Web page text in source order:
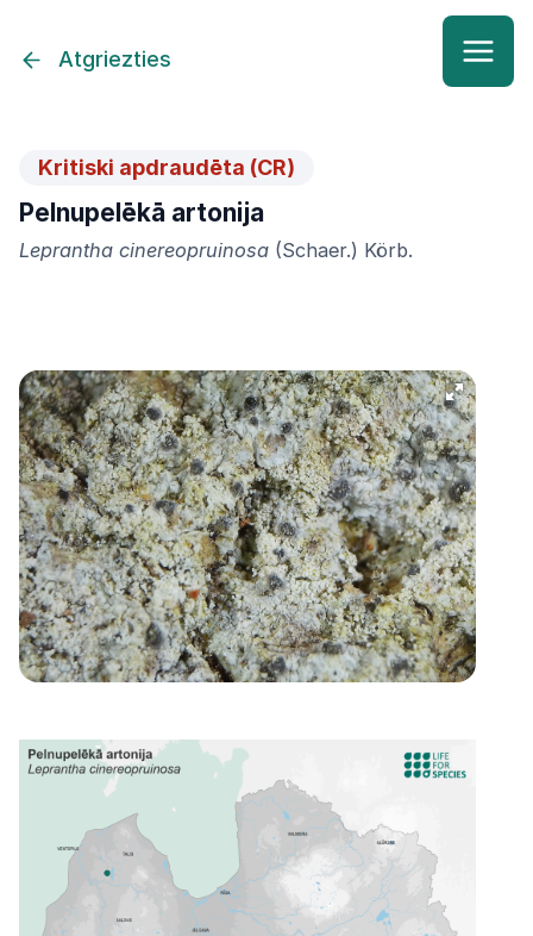
Atgriezties
Kritiski apdraudēta (CR)
Pelnupelēkā artonija
Leprantha cinereopruinosa (Schaer.) Körb.